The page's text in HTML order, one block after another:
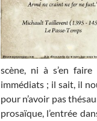
scène, ni à s’en
immédiats ; il sait, il
pour n’avoir pas
prosaïque, l’entrée